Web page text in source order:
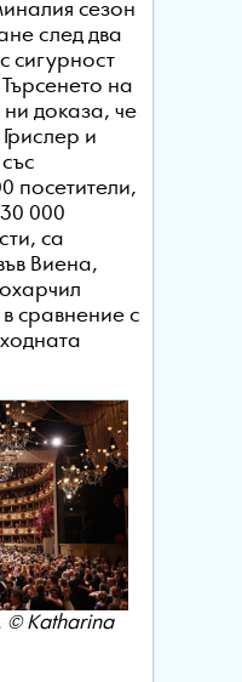
сезон
след два
сигурност
на
доказа, че
и
посетители,
000
са
Виена,
сравнение с
© Katharina